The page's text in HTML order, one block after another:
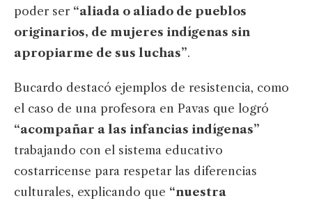
poder ser “aliada o aliado de pueblos
originarios, de mujeres indígenas sin
apropiarme de sus luchas”.
Bucardo destacó ejemplos de resistencia, como
el caso de una profesora en Pavas que logró
“acompañar a las infancias indígenas”
trabajando con el sistema educativo
costarricense para respetar las diferencias
culturales, explicando que “nuestra